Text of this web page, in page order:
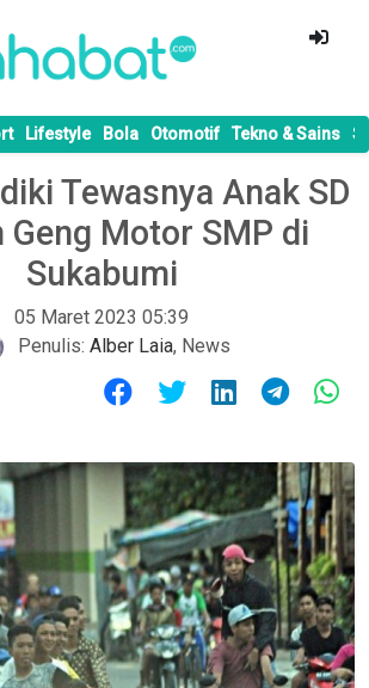
Lifestyle Bola Otomotif Tekno & Sains
Tewasnya Anak SD
Geng Motor SMP di
Sukabumi
05 Maret 2023 05:39
Penulis: Alber Laia, News